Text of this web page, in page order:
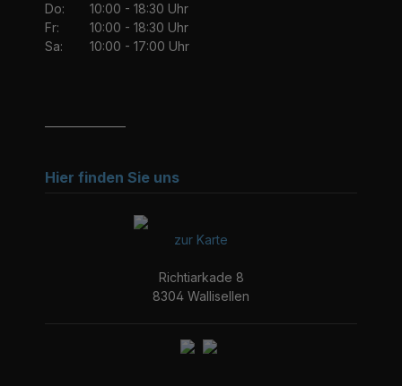
Do:
10:00 - 18:30 Uhr
Fr:
10:00 - 18:30 Uhr
Sa:
10:00 - 17:00 Uhr
Hier finden Sie uns
zur Karte
Richtiarkade 8
8304 Wallisellen